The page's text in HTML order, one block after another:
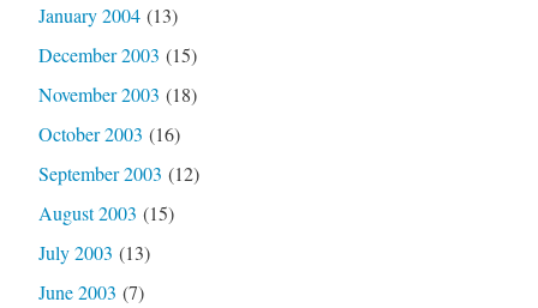
January 2004(13)
December 2003 (15)
November 2003 (18)
October 2003 (16)
September 2003 (12)
August 2003 (15)
July 2003 (13)
June 2003 (7)